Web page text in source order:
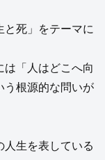
と死」をテーマに
は「人はどこへ向
う根源的な問いが
人生を表している